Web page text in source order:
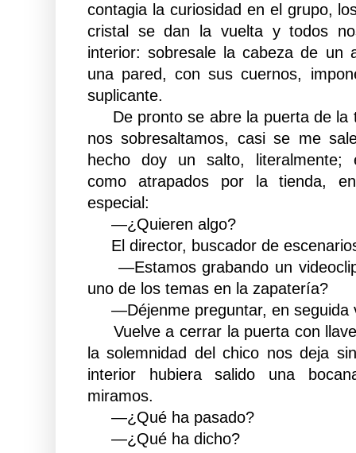
contagia la curiosidad en el grupo,
cristal se dan la vuelta y todos
interior: sobresale la cabeza de un
una pared, con sus cuernos,
suplicante.
De pronto se abre la puerta de la
nos sobresaltamos, casi se me
hecho doy un salto, literalmente;
como atrapados por la tienda,
especial:
—¿Quieren algo?
El director, buscador de
—Estamos grabando un
uno de los temas en la zapatería?
—Déjenme preguntar, en seguida
Vuelve a cerrar la puerta con
la solemnidad del chico nos deja
interior hubiera salido una
miramos.
—¿Qué ha pasado?
—¿Qué ha dicho?